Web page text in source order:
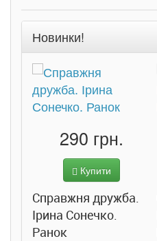
Новинки!
290 грн.
Купити
Справжня дружба.
Ірина Сонечко.
Ранок